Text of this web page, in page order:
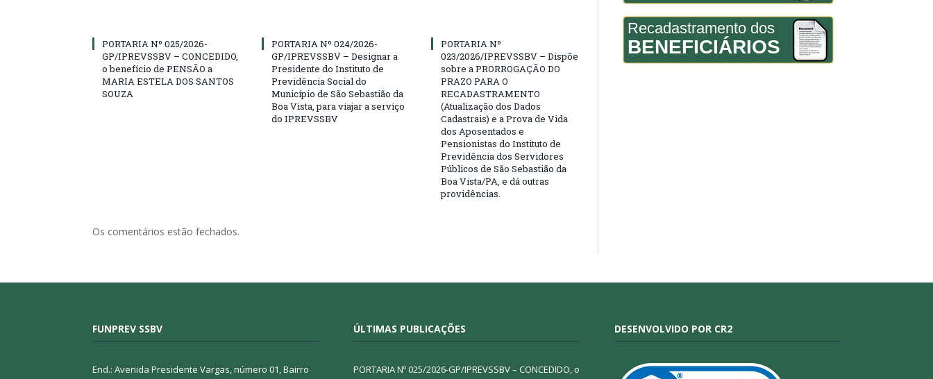
PORTARIA Nº 025/2026-
GP/IPREVSSBV – CONCEDIDO,
o benefício de PENSÃO a
MARIA ESTELA DOS SANTOS
SOUZA
PORTARIA Nº 024/2026-
GP/IPREVSSBV – Designar a
Presidente do Instituto de
Previdência Social do
Município de São Sebastião da
Boa Vista, para viajar a serviço
do IPREVSSBV
PORTARIA Nº
023/2026/IPREVSSBV – Dispõe
sobre a PRORROGAÇÃO DO
PRAZO PARA O
RECADASTRAMENTO
(Atualização dos Dados
Cadastrais) e a Prova de Vida
dos Aposentados e
Pensionistas do Instituto de
Previdência dos Servidores
Públicos de São Sebastião da
Boa Vista/PA, e dá outras
providências.
Os comentários estão fechados.
Recadastramento dos
BENEFICIÁRIOS
FUNPREV SSBV
End.: Avenida Presidente Vargas, número 01, Bairro
ÚLTIMAS PUBLICAÇÕES
PORTARIA Nº 025/2026-GP/IPREVSSBV – CONCEDIDO, o
DESENVOLVIDO POR CR2